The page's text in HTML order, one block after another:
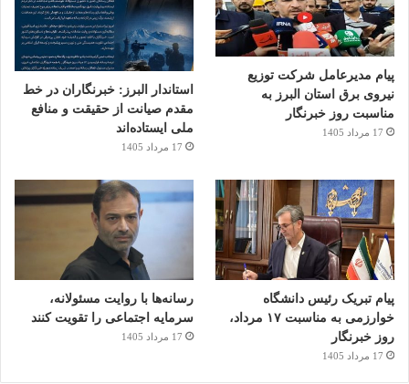
پیام مدیرعامل شرکت توزیع
نیروی برق استان البرز به
مناسبت روز خبرنگار
17 مرداد 1405
استاندار البرز: خبرنگاران در خط
مقدم صیانت از حقیقت و منافع
ملی ایستاده‌اند
17 مرداد 1405
پیام تبریک رئیس دانشگاه
خوارزمی به مناسبت ۱۷ مرداد،
روز خبرنگار
17 مرداد 1405
رسانه‌ها با روایت مسئولانه،
سرمایه اجتماعی را تقویت کنند
17 مرداد 1405